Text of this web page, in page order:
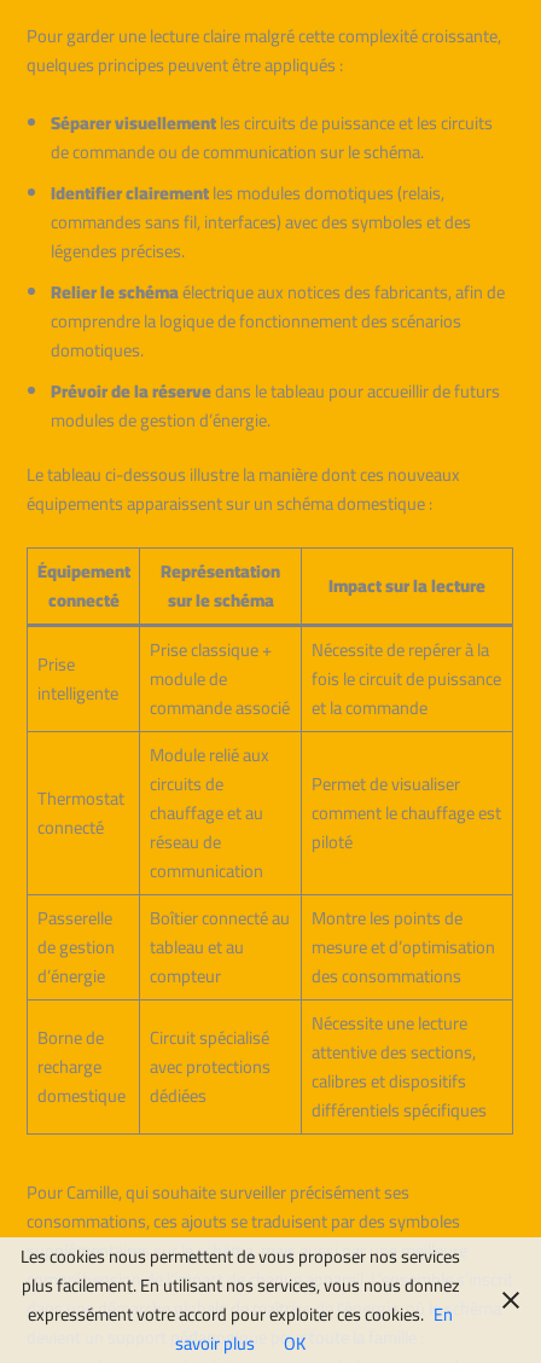
Pour garder une lecture claire malgré cette complexité croissante,
quelques principes peuvent être appliqués :
Séparer visuellementles circuits de puissance et les circuits
de commande ou de communication sur le schéma.
Identifier clairementles modules domotiques (relais,
commandes sans fil, interfaces) avec des symboles et des
légendes précises.
Relier le schémaélectrique aux notices des fabricants, afin de
comprendre la logique de fonctionnement des scénarios
domotiques.
Prévoir de la réservedans le tableau pour accueillir de futurs
modules de gestion d’énergie.
Le tableau ci-dessous illustre la manière dont ces nouveaux
équipements apparaissent sur un schéma domestique :
Équipement
connecté
Représentation
sur le schéma
Impact sur la lecture
Prise
intelligente
Prise classique +
module de
commande associé
Nécessite de repérer à la
fois le circuit de puissance
et la commande
Thermostat
connecté
Module relié aux
circuits de
chauffage et au
réseau de
communication
Permet de visualiser
comment le chauffage est
piloté
Passerelle
de gestion
d’énergie
Boîtier connecté au
tableau et au
compteur
Montre les points de
mesure et d’optimisation
des consommations
Borne de
recharge
domestique
Circuit spécialisé
avec protections
dédiées
Nécessite une lecture
attentive des sections,
calibres et dispositifs
différentiels spécifiques
Pour Camille, qui souhaite surveiller précisément ses
consommations, ces ajouts se traduisent par des symboles
supplémentaires sur le schéma, mais aussi par une meilleure
compréhension de l’impact de chaque appareil. L’ensemble s’inscrit
dans une démarche globale de maîtrise de l’énergie, où le schéma
devient un support pédagogique pour toute la famille :
Les cookies nous permettent de vous proposer nos services
plus facilement. En utilisant nos services, vous nous donnez
expressément votre accord pour exploiter ces cookies. En
savoir plus
OK